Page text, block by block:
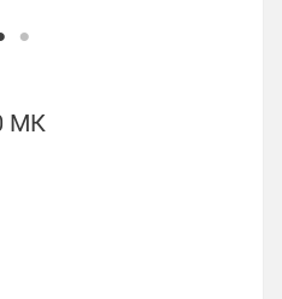
МК